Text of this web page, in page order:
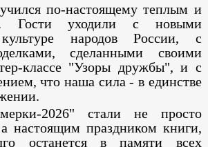
по-настоящему теплым и
Гости уходили с новыми
народов России, с
сделанными своими
классе "Узоры дружбы", и с
что наша сила - в единстве
2026" стали не просто
настоящим праздником книги,
останется в памяти всех